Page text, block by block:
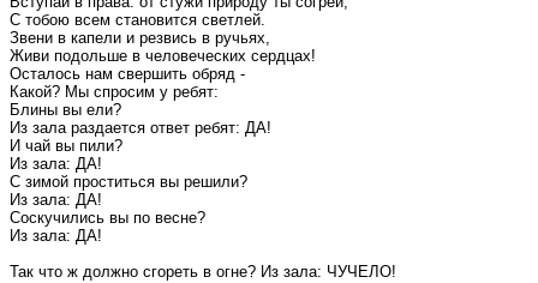
С тобою всем становится светлей.
Звени в капели и резвись в ручьях,
Живи подольше в человеческих сердцах!
Осталось нам свершить обряд -
Какой? Мы спросим у ребят:
Блины вы ели?
Из зала раздается ответ ребят: ДА!
И чай вы пили?
Из зала: ДА!
С зимой проститься вы решили?
Из зала: ДА!
Соскучились вы по весне?
Из зала: ДА!
Так что ж должно сгореть в огне? Из зала: ЧУЧЕЛО!